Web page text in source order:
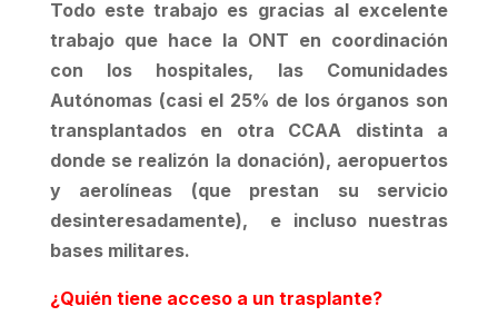
Todo este trabajo es gracias al excelente
trabajo que hace la ONT en coordinación
con los hospitales, las Comunidades
Autónomas (casi el 25% de los órganos son
transplantados en otra CCAA distinta a
donde se realizón la donación), aeropuertos
y aerolíneas (que prestan su servicio
desinteresadamente), e incluso nuestras
bases militares.
¿Quién tiene acceso a un trasplante?